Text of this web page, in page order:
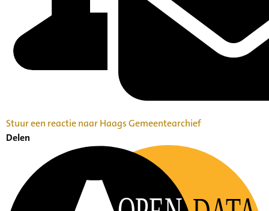
Stuur een reactie naar Haags Gemeentearchief
Delen